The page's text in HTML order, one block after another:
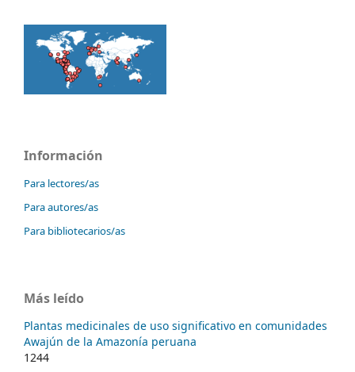
Información
Para lectores/as
Para autores/as
Para bibliotecarios/as
Más leído
Plantas medicinales de uso significativo en comunidades
Awajún de la Amazonía peruana
1244